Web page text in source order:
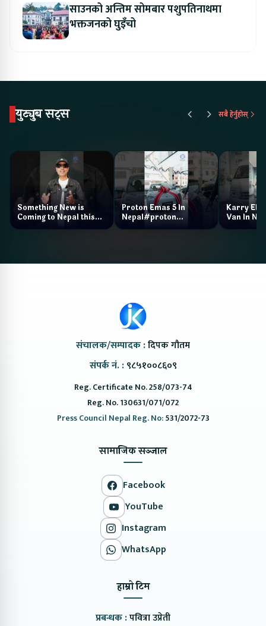
साउनको अन्तिम सोमबार पशुपतिनाथमा
भक्तजनको घुइँचो
युट्युब सट्स सबै हेर्नुहोस्
Something New is
Coming to Nepal this
Proton Emas 5 In
Nepal#proton
Karry
Van In
संचालक/सम्पादक :दिपक गौतम
संपर्क नं. : ९८५१००८६०९
Reg. Certificate No. 258/073-74
Reg. No. 130631/071/072
Press Council Nepal Reg. No:531/2072-73
सामाजिक सञ्जाल
Facebook
YouTube
Instagram
WhatsApp
हाम्रो टिम
प्रबन्धक :पवित्रा उप्रेती